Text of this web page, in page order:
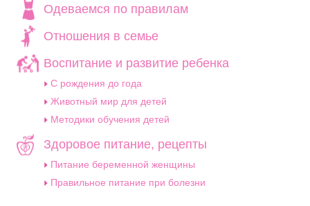
Одеваемся по правилам
Отношения в семье
Воспитание и развитие ребенка
C рождения до года
Животный мир для детей
Методики обучения детей
Здоровое питание, рецепты
Питание беременной женщины
Правильное питание при болезни